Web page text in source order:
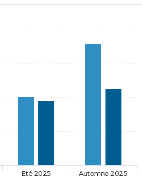
Eté 2025 Automne 2025